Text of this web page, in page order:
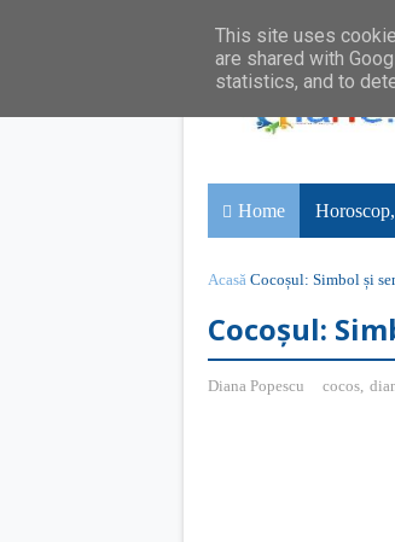
Home
Acasă Cocoșul: Simbol și
Cocoșul:
Diana Popescu cocos,
This site uses
are shared with
statistics, and to